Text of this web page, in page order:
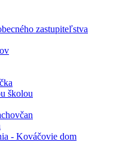
zastupiteľstva
školou
- Kováčovie dom